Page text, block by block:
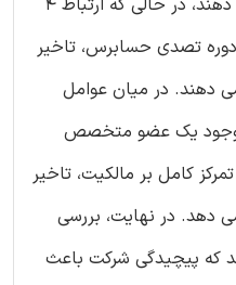
گزارش حسابرسی را افزایش می دهند، در حالی که ارتباط 4
تصدی حسابرس، تاخیر
دهند. در میان عوامل
وجود یک عضو متخصص
کامل بر مالکیت، تاخیر
دهد. در نهایت، بررسی
که پیچیدگی شرکت باعث